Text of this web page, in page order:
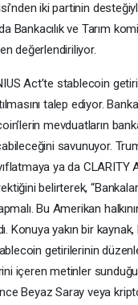
iki partinin
Bankacılık ve Tarım
değerlendiriliyor.
Act’te stablecoin
talep ediyor.
mevduatların
savunuyor.
ya da CLARITY
belirterek,
Bu Amerikan halkının
Konuya yakın bir kaynak,
getirilerinin
içeren metinler
Beyaz Saray veya